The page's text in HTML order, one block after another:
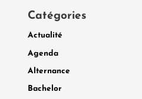
Catégories
Actualité
Agenda
Alternance
Bachelor